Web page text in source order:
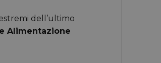
dell’ultimo
Alimentazione